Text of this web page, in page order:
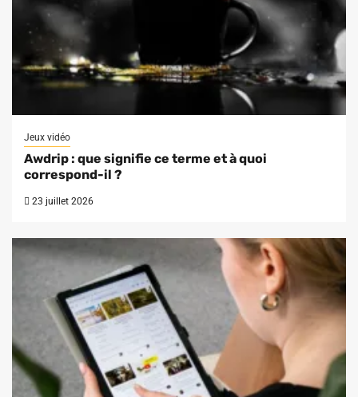
Jeux vidéo
Awdrip : que signifie ce terme et à quoi
correspond-il ?
23 juillet 2026